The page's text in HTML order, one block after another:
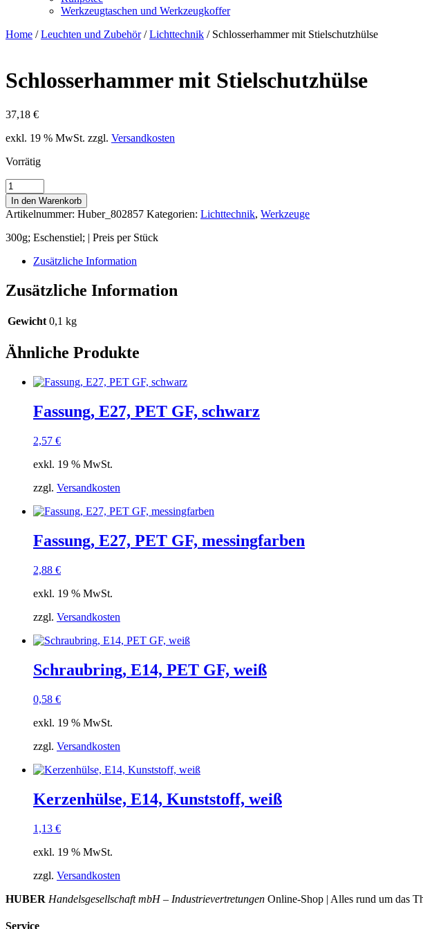
Werkzeugtaschen und Werkzeugkoffer
Home /Leuchten und Zubehör/Lichttechnik / Schlosserhammer mit Stielschutzhülse
Schlosserhammer mit Stielschutzhülse
37,18 €
exkl. 19 % MwSt. zzgl. Versandkosten
Vorrätig
Schlosserhammer
mit
Stielschutzhülse
Menge
In den Warenkorb
Artikelnummer: Huber_802857 Kategorien: Lichttechnik, Werkzeuge
300g; Eschenstiel; | Preis per Stück
Zusätzliche Information
Zusätzliche Information
Gewicht 0,1 kg
Ähnliche Produkte
Fassung, E27, PET GF, schwarz
2,57 €
exkl. 19 % MwSt.
zzgl. Versandkosten
Fassung, E27, PET GF, messingfarben
2,88 €
exkl. 19 % MwSt.
zzgl. Versandkosten
Schraubring, E14, PET GF, weiß
0,58 €
exkl. 19 % MwSt.
zzgl. Versandkosten
Kerzenhülse, E14, Kunststoff, weiß
1,13 €
exkl. 19 % MwSt.
zzgl. Versandkosten
HUBER Handelsgesellschaft mbH – Industrievertretungen Online-Shop | Alles rund um das
Service